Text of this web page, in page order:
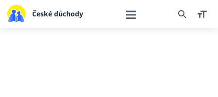
České důchody